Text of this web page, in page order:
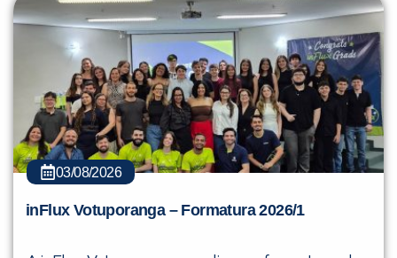
03/08/2026
inFlux Votuporanga – Formatura 2026/1